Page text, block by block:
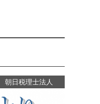
朝日税理士法人